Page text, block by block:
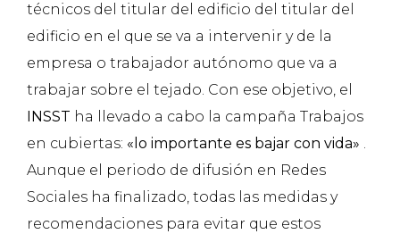
técnicos del titular del edificio del titular del
edificio en el que se va a intervenir y de la
empresa o trabajador autónomo que va a
trabajar sobre el tejado. Con ese objetivo, el
INSST ha llevado a cabo la campaña Trabajos
en cubiertas: «lo importante es bajar con vida» .
Aunque el periodo de difusión en Redes
Sociales ha finalizado, todas las medidas y
recomendaciones para evitar que estos